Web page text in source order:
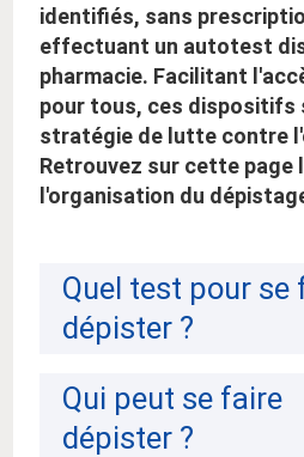
identifiés, sans
effectuant un autotest
pharmacie. Facilitant
pour tous, ces dispositifs
stratégie de lutte contre
Retrouvez sur cette page
l'organisation du
Quel test pour se
dépister ?
Qui peut se faire
dépister ?